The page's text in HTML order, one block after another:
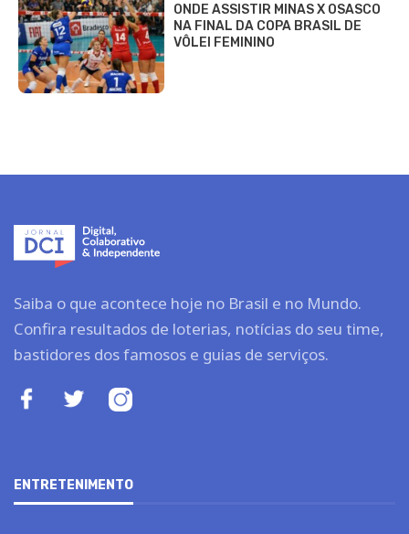
ONDE ASSISTIR MINAS X OSASCO
NA FINAL DA COPA BRASIL DE
VÔLEI FEMININO
Saiba o que acontece hoje no Brasil e no Mundo.
Confira resultados de loterias, notícias do seu time,
bastidores dos famosos e guias de serviços.
ENTRETENIMENTO